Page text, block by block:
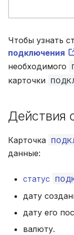
Чтобы узнать
подключения
необходимого
карточки
Действия
Карточка
данные:
статус
дату
дату его
валюту.